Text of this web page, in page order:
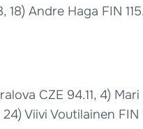
Andre Haga FIN
CZE 94.11, 4)
Viivi Voutilainen